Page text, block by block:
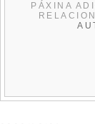
PÁXINA